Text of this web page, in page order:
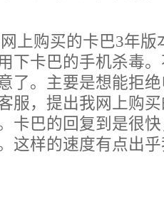
上购买的卡巴3年版
下卡巴的手机杀毒
了。主要是想能拒
服，提出我网上购
卡巴的回复到是很
这样的速度有点出